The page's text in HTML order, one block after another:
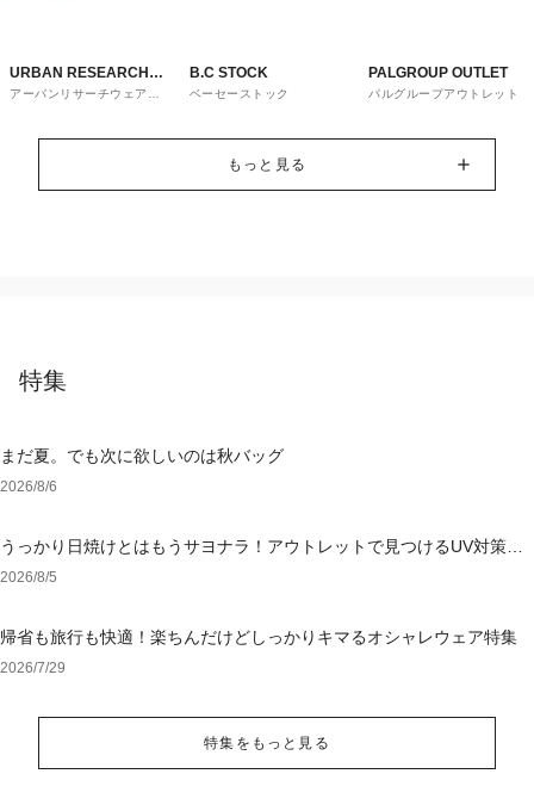
URBAN RESEARCH
ware house
アーバンリサーチウェアハ
B.C STOCK
ベーセーストック
PALGROUP OUTLET
パルグループアウトレット
もっと見る
特集
まだ夏。でも次に欲しいのは秋バッグ
2026/8/6
うっかり日焼けとはもうサヨナラ！アウトレットで見つけるUV対策ウ
ェア
2026/8/5
帰省も旅行も快適！楽ちんだけどしっかりキマるオシャレウェア特集
2026/7/29
特集をもっと見る